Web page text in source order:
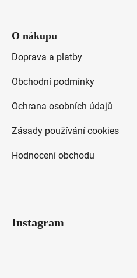
O nákupu
Doprava a platby
Obchodní podmínky
Ochrana osobních údajů
Zásady používání cookies
Hodnocení obchodu
Instagram